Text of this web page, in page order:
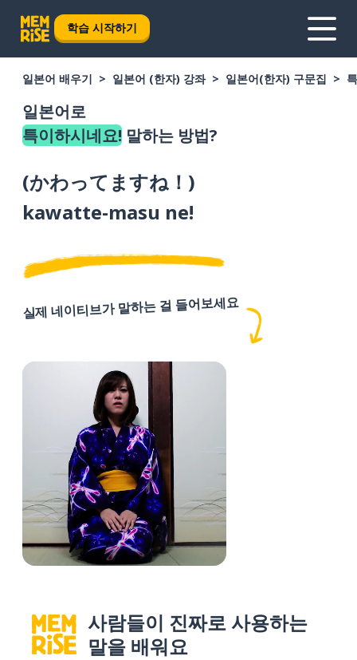
학습 시작하기
일본어 배우기 일본어 (한자) 강좌 일본어(한자) 구문집
일본어로
특이하시네요! 말하는 방법?
(かわってますね！ )
kawatte-masu ne!
실제 네이티브가 말하는 걸 들어보세요
사람들이 진짜로 사용하는
말을 배워요